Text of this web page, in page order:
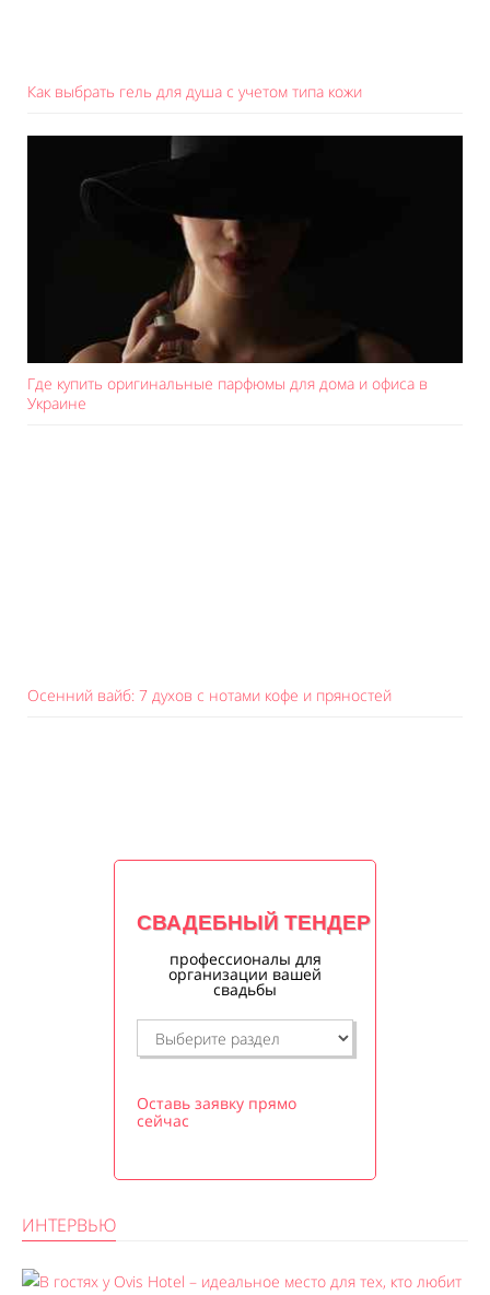
Как выбрать гель для душа с учетом типа кожи
Где купить оригинальные парфюмы для дома и офиса в
Украине
Осенний вайб: 7 духов с нотами кофе и пряностей
СВАДЕБНЫЙ ТЕНДЕР
профессионалы для
организации вашей
свадьбы
Оставь заявку прямо
сейчас
ИНТЕРВЬЮ